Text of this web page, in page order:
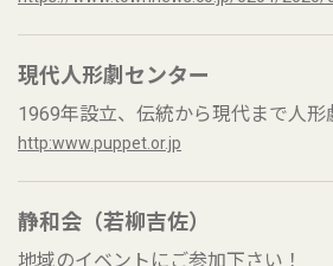
現代人形劇センター
1969年設立、伝統から現代まで人形
http:www.puppet.or.jp
静和会（若柳吉佐）
地域のイベントにご参加下さい！